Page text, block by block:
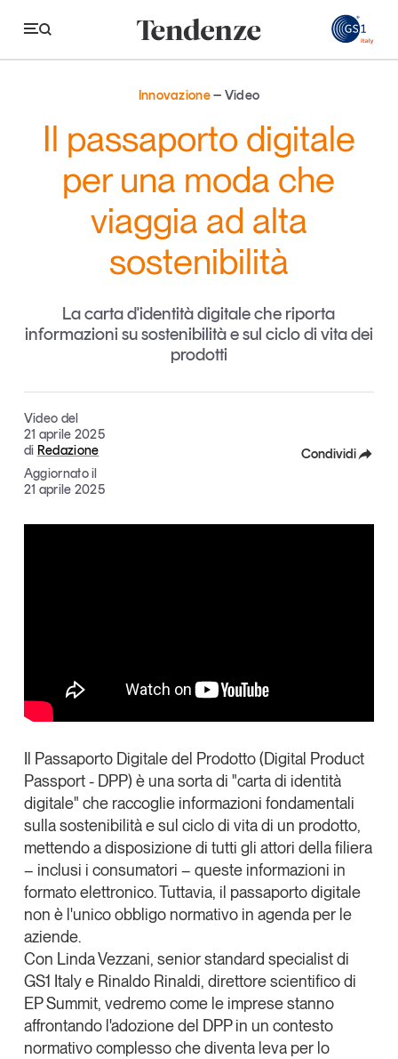
Tendenze
Economia e consumi
Innovazione
Logistica
Retail e brand
Sostenibilità
Grandi temi
Magazine
Articoli
Opinioni
Dossier
Il Numero
Studi e ricerche
Contatti
Tendenze Journal
La nostra newsletter nella tua email
Iscriviti
Innovazione Video
Il passaporto digitale
per una moda che
viaggia ad alta
sostenibilità
La carta d'identità digitale che riporta
informazioni su sostenibilità e sul ciclo di vita dei
prodotti
Video del
21 aprile 2025
di Redazione
Aggiornato il
21 aprile 2025
Condividi
X
Passaporto Digitale del Prodotto(Digital Product
Passport - DPP) è una sorta di "carta di identità
digitale" che raccoglie informazioni fondamentali
sulla sostenibilità e sul ciclo di vita di un prodotto,
mettendo a disposizione di tutti gli attori della filiera
– inclusi i consumatori – queste informazioni in
formato elettronico. Tuttavia, il passaporto digitale
non è l'unico obbligo normativo in agenda per le
aziende.
Con Linda Vezzani, senior standard specialist di
GS1 Italye Rinaldo Rinaldi, direttore scientifico di
EP Summit, vedremocome le imprese stanno
affrontando l'adozione del DPP in un contesto
normativo complessoche diventa leva per lo